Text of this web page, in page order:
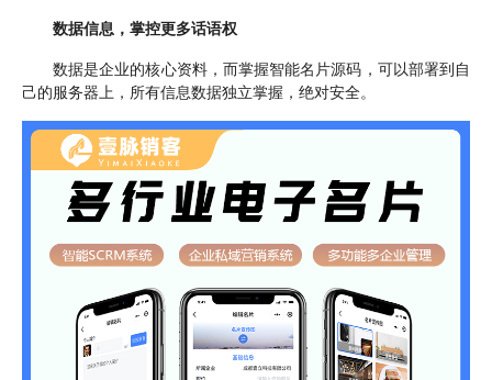
数据信息，掌控更多话语权
数据是企业的核心资料，而掌握智能名片源码，可以部署到自
己的服务器上，所有信息数据独立掌握，绝对安全。